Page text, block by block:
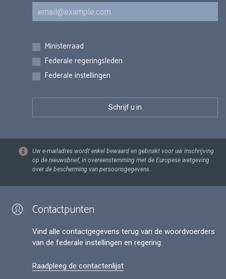
E-mail
Inschrijvingen
Ministerraad
Federale regeringsleden
Federale instellingen
Uw e-mailadres wordt enkel bewaard en gebruikt voor uw inschrijving
op de nieuwsbrief, in overeenstemming met de Europese wetgeving
over de bescherming van persoonsgegevens.
Contactpunten
Vind alle contactgegevens terug van de woordvoerders
van de federale instellingen en regering.
Raadpleeg de contactenlijst